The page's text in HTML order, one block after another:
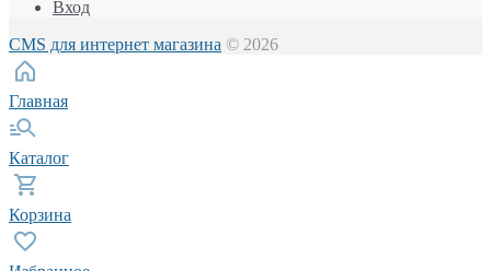
Вход
CMS для интернет магазина © 2026
Главная
Каталог
Корзина